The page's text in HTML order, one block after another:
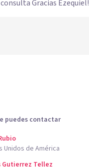
Gracias Ezequiel!
puedes contactar
Unidos de América
Gutierrez Tellez